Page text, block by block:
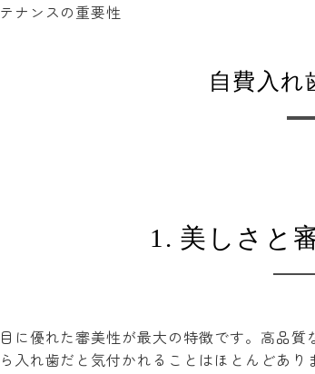
ナンスの重要性
自費入れ
1. 美しさと
に優れた審美性が最大の特徴です。高品
入れ歯だと気付かれることはほとんどあ